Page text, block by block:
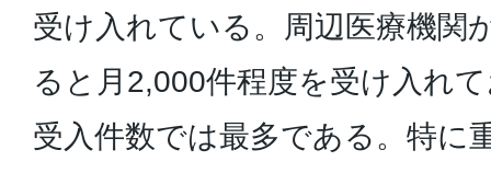
受け入れている。周辺医療機関
ると月2,000件程度を受け入れ
受入件数では最多である。特に